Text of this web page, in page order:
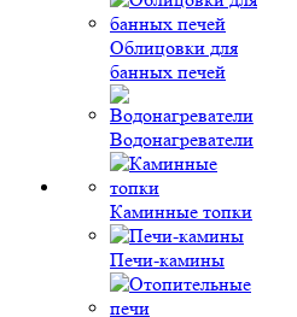
Облицовки для
банных печей
Водонагреватели
Каминные топки
Печи-камины